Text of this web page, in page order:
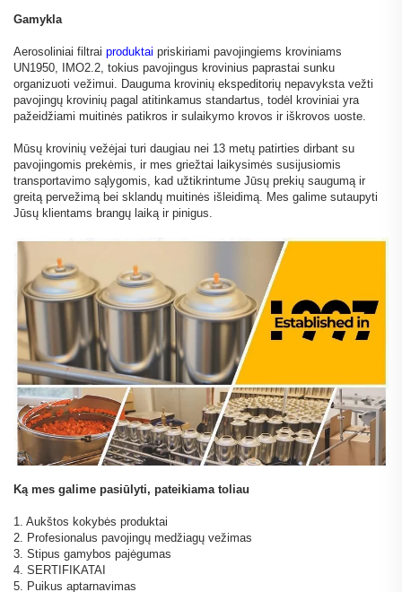
Gamykla
Aerosoliniai filtrai produktai priskiriami pavojingiems kroviniams
UN1950, IMO2.2, tokius pavojingus krovinius paprastai sunku
organizuoti vežimui. Dauguma krovinių ekspeditorių nepavyksta vežti
pavojingų krovinių pagal atitinkamus standartus, todėl kroviniai yra
pažeidžiami muitinės patikros ir sulaikymo krovos ir iškrovos uoste.
Mūsų krovinių vežėjai turi daugiau nei 13 metų patirties dirbant su
pavojingomis prekėmis, ir mes griežtai laikysimės susijusiomis
transportavimo sąlygomis, kad užtikrintume Jūsų prekių saugumą ir
greitą pervežimą bei sklandų muitinės išleidimą. Mes galime sutaupyti
Jūsų klientams brangų laiką ir pinigus.
Ką mes galime pasiūlyti, pateikiama toliau
1. Aukštos kokybės produktai
2. Profesionalus pavojingų medžiagų vežimas
3. Stipus gamybos pajėgumas
4. SERTIFIKATAI
5. Puikus aptarnavimas